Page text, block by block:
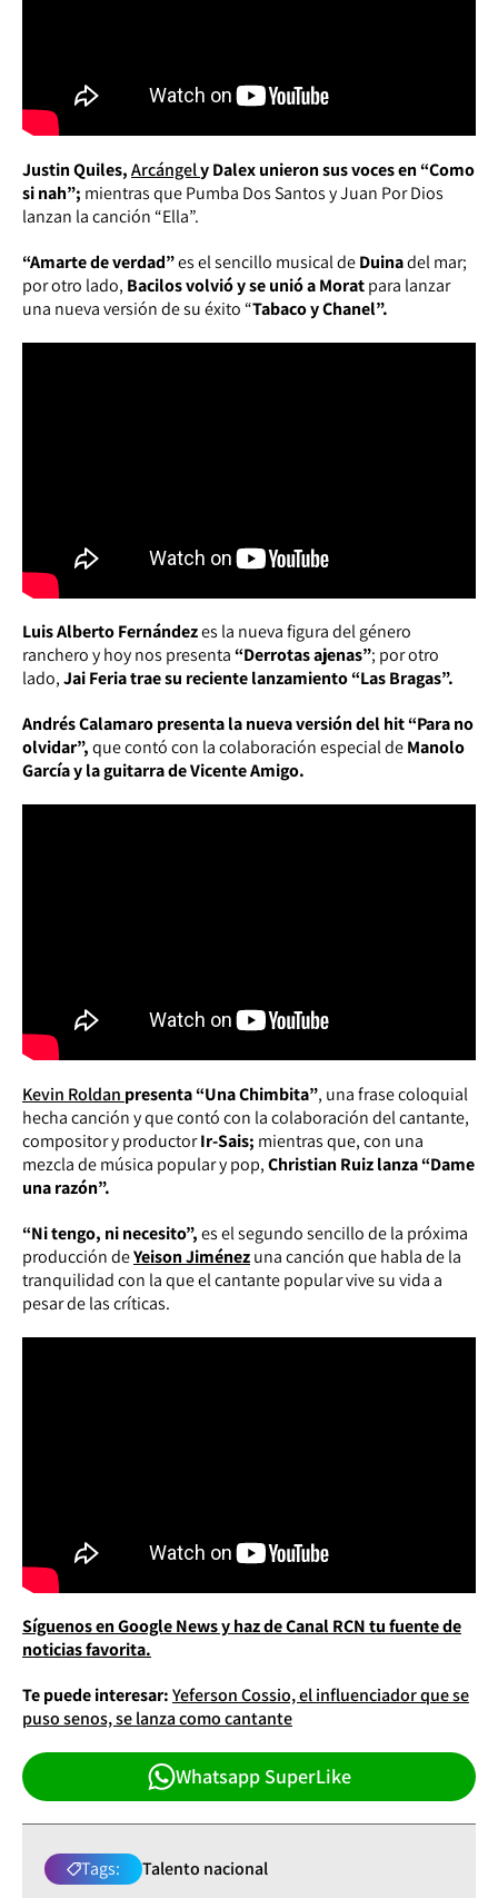
Justin Quiles,Arcángely Dalex unieron sus voces en “Como
si nah”; mientras que Pumba Dos Santos y Juan Por Dios
lanzan la canción “Ella”.
“Amarte de verdad”es el sencillo musical deDuinadel mar;
por otro lado, Bacilos volvió y se unió a Moratpara lanzar
una nueva versión de su éxito “Tabaco y Chanel”.
Luis Alberto Fernándezes la nueva figura del género
ranchero y hoy nos presenta“Derrotas ajenas”; por otro
lado,Jai Feria trae su reciente lanzamiento “Las Bragas”.
Andrés Calamaro presenta la nueva versión del hit “Para no
olvidar”,que contó con la colaboración especial deManolo
García y la guitarra de Vicente Amigo.
Kevin Roldan presenta “Una Chimbita”, una frase coloquial
hecha canción y que contó con la colaboración del cantante,
compositor y productorIr-Sais; mientras que, con una
mezcla de música popular y pop,Christian Ruiz lanza “Dame
una razón”.
“Ni tengo, ni necesito”,es el segundo sencillo de la próxima
producción deYeison Jiménezuna canción que habla de la
tranquilidad con la que el cantante popular vive su vida a
pesar de las críticas.
Síguenos en Google News y haz de Canal RCN tu fuente de
noticias favorita.
Te puede interesar:Yeferson Cossio, el influenciador que se
puso senos, se lanza como cantante
Whatsapp SuperLike
Tags: Talento nacional